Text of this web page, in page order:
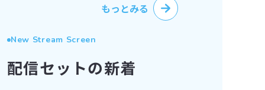
もっとみる
New Stream Screen
配信セットの新着